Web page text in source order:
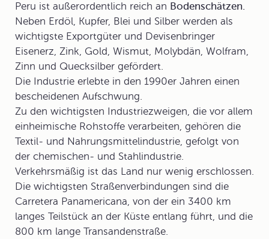
Peru ist außerordentlich reich an Bodenschätzen.
Neben Erdöl, Kupfer, Blei und Silber werden als
wichtigste Exportgüter und Devisenbringer
Eisenerz, Zink, Gold, Wismut, Molybdän, Wolfram,
Zinn und Quecksilber gefördert.
Die Industrie erlebte in den 1990er Jahren einen
bescheidenen Aufschwung.
Zu den wichtigsten Industriezweigen, die vor allem
einheimische Rohstoffe verarbeiten, gehören die
Textil- und Nahrungsmittelindustrie, gefolgt von
der chemischen- und Stahlindustrie.
Verkehrsmäßig ist das Land nur wenig erschlossen.
Die wichtigsten Straßenverbindungen sind die
Carretera Panamericana, von der ein 3400 km
langes Teilstück an der Küste entlang führt, und die
800 km lange Transandenstraße.